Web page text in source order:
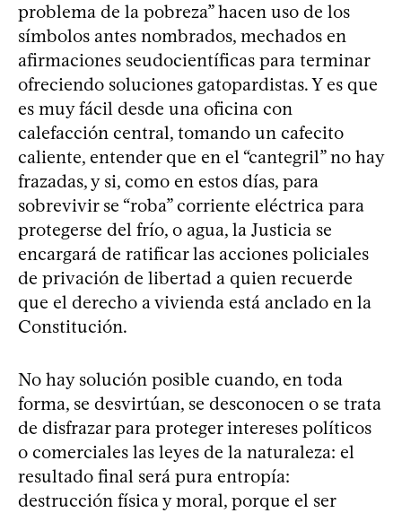
problema de la pobreza” hacen uso de los
símbolos antes nombrados, mechados en
afirmaciones seudocientíficas para terminar
ofreciendo soluciones gatopardistas. Y es que
es muy fácil desde una oficina con
calefacción central, tomando un cafecito
caliente, entender que en el “cantegril” no hay
frazadas, y si, como en estos días, para
sobrevivir se “roba” corriente eléctrica para
protegerse del frío, o agua, la Justicia se
encargará de ratificar las acciones policiales
de privación de libertad a quien recuerde
que el derecho a vivienda está anclado en la
Constitución.
No hay solución posible cuando, en toda
forma, se desvirtúan, se desconocen o se trata
de disfrazar para proteger intereses políticos
o comerciales las leyes de la naturaleza: el
resultado final será pura entropía:
destrucción física y moral, porque el ser